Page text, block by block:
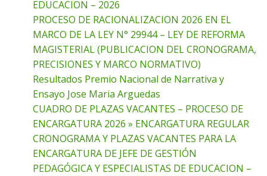
EDUCACION – 2026
PROCESO DE RACIONALIZACION 2026 EN EL
MARCO DE LA LEY N° 29944 – LEY DE REFORMA
MAGISTERIAL (PUBLICACION DEL CRONOGRAMA,
PRECISIONES Y MARCO NORMATIVO)
Resultados Premio Nacional de Narrativa y
Ensayo Jose Maria Arguedas
CUADRO DE PLAZAS VACANTES – PROCESO DE
ENCARGATURA 2026 » ENCARGATURA REGULAR
CRONOGRAMA Y PLAZAS VACANTES PARA LA
ENCARGATURA DE JEFE DE GESTIÓN
PEDAGÓGICA Y ESPECIALISTAS DE EDUCACION –